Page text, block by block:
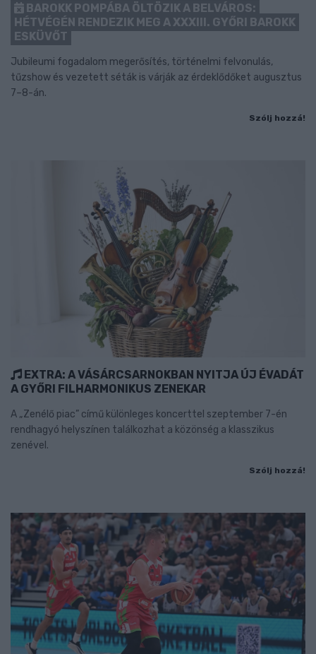
BAROKK POMPÁBA ÖLTÖZIK A BELVÁROS:
HÉTVÉGÉN RENDEZIK MEG A XXXIII. GYŐRI BAROKK
ESKÜVŐT
Jubileumi fogadalom megerősítés, történelmi felvonulás,
tűzshow és vezetett séták is várják az érdeklődőket augusztus
7–8-án.
Szólj hozzá!
EXTRA: A VÁSÁRCSARNOKBAN NYITJA ÚJ ÉVADÁT
A GYŐRI FILHARMONIKUS ZENEKAR
A „Zenélő piac” című különleges koncerttel szeptember 7-én
rendhagyó helyszínen találkozhat a közönség a klasszikus
zenével.
Szólj hozzá!